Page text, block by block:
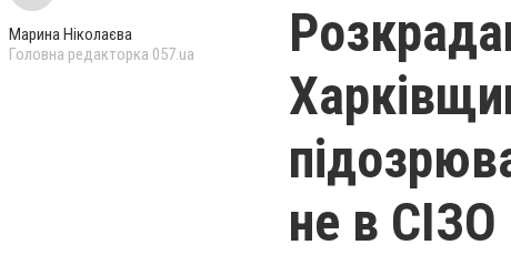
Марина Ніколаєва
Головна редакторка 057.ua
не в СІЗО